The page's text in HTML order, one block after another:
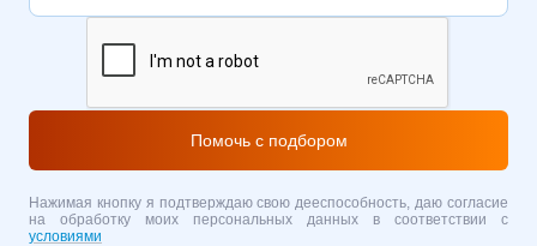
Помочь с подбором
Нажимая кнопку я подтверждаю свою дееспособность, даю согласие
на обработку моих персональных данных в соответствии с
условиями